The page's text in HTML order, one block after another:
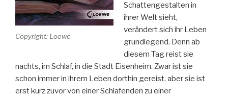
Copyright: Loewe
Schattengestalten in
ihrer Welt sieht,
verändert sich ihr Leben
grundlegend. Denn ab
diesem Tag reist sie
nachts, im Schlaf, in die Stadt Eisenheim. Zwar ist sie
schon immer in ihrem Leben dorthin gereist, aber sie ist
erst kurz zuvor von einer Schlafenden zu einer